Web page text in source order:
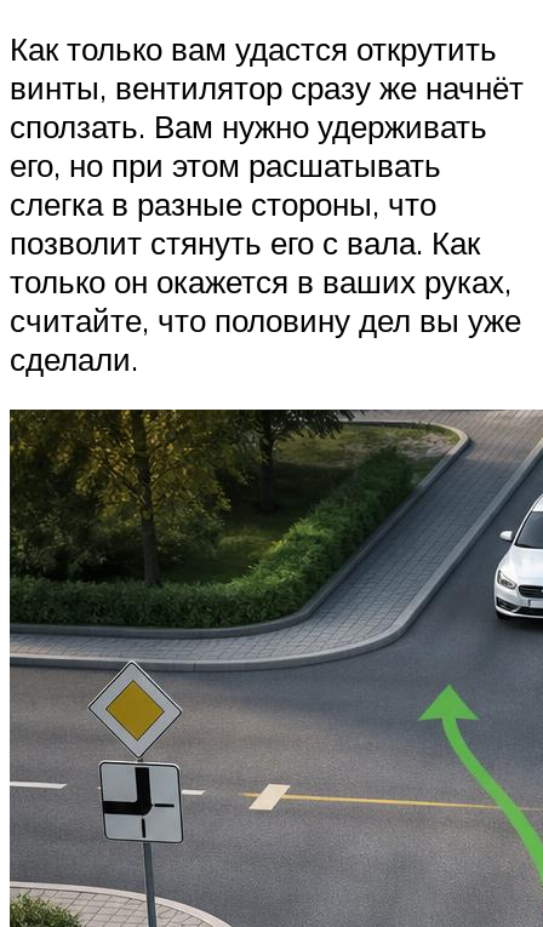
Как только вам удастся открутить
винты, вентилятор сразу же начнёт
сползать. Вам нужно удерживать
его, но при этом расшатывать
слегка в разные стороны, что
позволит стянуть его с вала. Как
только он окажется в ваших руках,
считайте, что половину дел вы уже
сделали.